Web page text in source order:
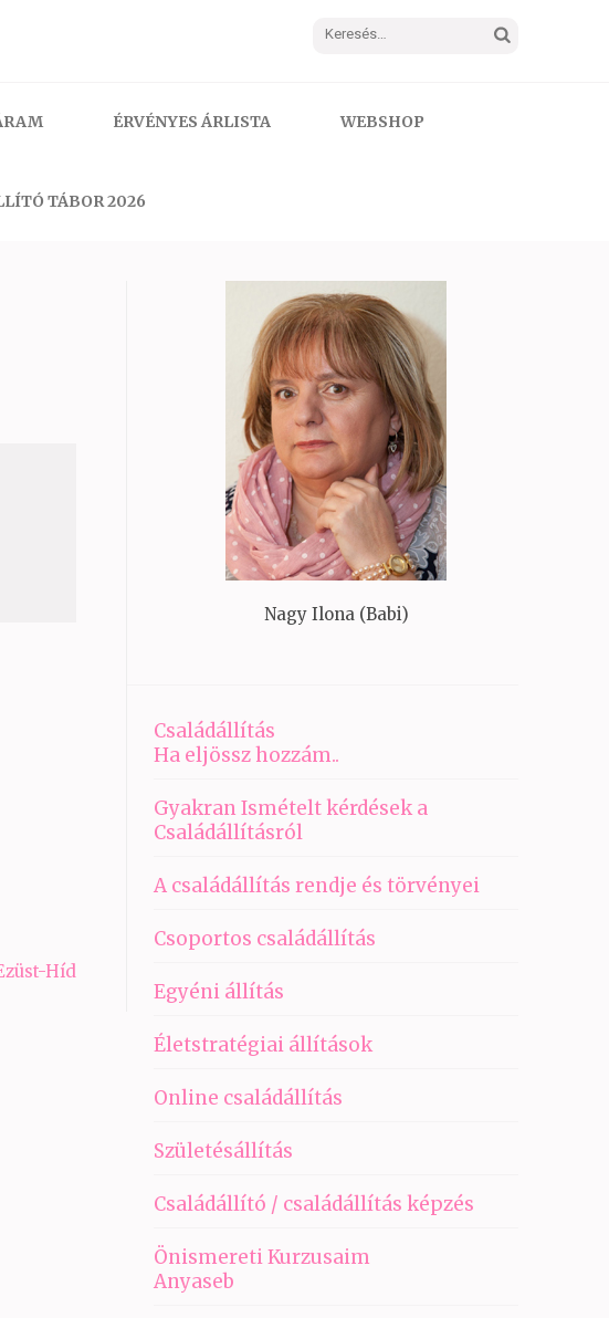
Keresés:
ÉRVÉNYES ÁRLISTA WEBSHOP
TÁBOR 2026
Híd
Nagy Ilona (Babi)
Családállítás
Ha eljössz hozzám..
Gyakran Ismételt kérdések a
Családállításról
A családállítás rendje és törvényei
Csoportos családállítás
Egyéni állítás
Életstratégiai állítások
Online családállítás
Születésállítás
Családállító / családállítás képzés
Önismereti Kurzusaim
Anyaseb